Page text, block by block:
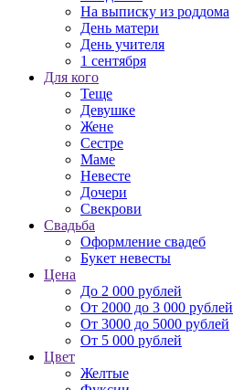
На выписку из роддома
День матери
День учителя
1 сентября
Для кого
Теще
Девушке
Жене
Сестре
Маме
Невесте
Дочери
Свекрови
Свадьба
Оформление свадеб
Букет невесты
Цена
До 2 000 рублей
От 2000 до 3 000 рублей
От 3000 до 5000 рублей
От 5 000 рублей
Цвет
Желтые